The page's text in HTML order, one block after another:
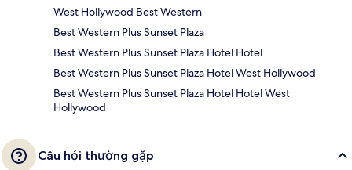
West Hollywood Best Western
Best Western Plus Sunset Plaza
Best Western Plus Sunset Plaza Hotel Hotel
Best Western Plus Sunset Plaza Hotel West Hollywood
Best Western Plus Sunset Plaza Hotel Hotel West
Hollywood
Câu hỏi thường gặp